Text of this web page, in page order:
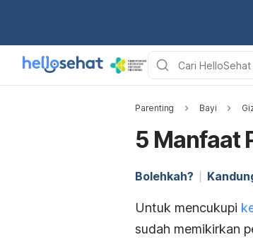
Parenting Bayi
5 Manfaat
Bolehkah?
Untuk mencukupi
sudah memikirkan